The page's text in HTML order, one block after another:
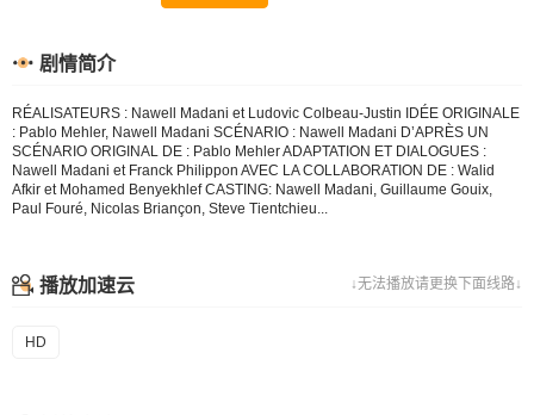
剧情简介
RÉALISATEURS : Nawell Madani et Ludovic Colbeau-Justin IDÉE ORIGINALE
: Pablo Mehler, Nawell Madani SCÉNARIO : Nawell Madani D’APRÈS UN
SCÉNARIO ORIGINAL DE : Pablo Mehler ADAPTATION ET DIALOGUES :
Nawell Madani et Franck Philippon AVEC LA COLLABORATION DE : Walid
Afkir et Mohamed Benyekhlef CASTING: Nawell Madani, Guillaume Gouix,
Paul Fouré, Nicolas Briançon, Steve Tientchieu...
↓无法播放请更换下面线路↓
播放加速云
HD